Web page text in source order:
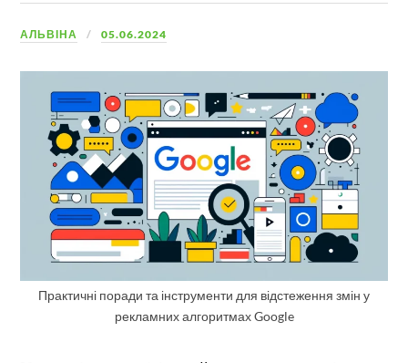
АЛЬВІНА 05.06.2024
Практичні поради та інструменти для відстеження змін у
рекламних алгоритмах Google